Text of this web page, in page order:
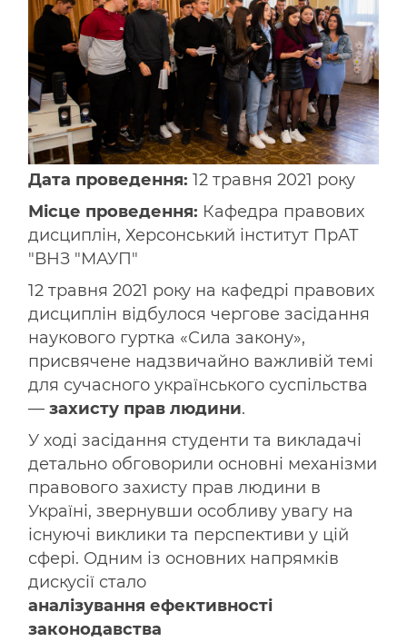
Дата проведення: 12 травня 2021 року
Місце проведення: Кафедра правових
дисциплін, Херсонський інститут ПрАТ
"ВНЗ "МАУП"
12 травня 2021 року на кафедрі правових
дисциплін відбулося чергове засідання
наукового гуртка «Сила закону»,
присвячене надзвичайно важливій темі
для сучасного українського суспільства
—захисту прав людини.
У ході засідання студенти та викладачі
детально обговорили основні механізми
правового захисту прав людини в
Україні, звернувши особливу увагу на
існуючі виклики та перспективи у цій
сфері. Одним із основних напрямків
дискусії стало
аналізування ефективності
законодавства